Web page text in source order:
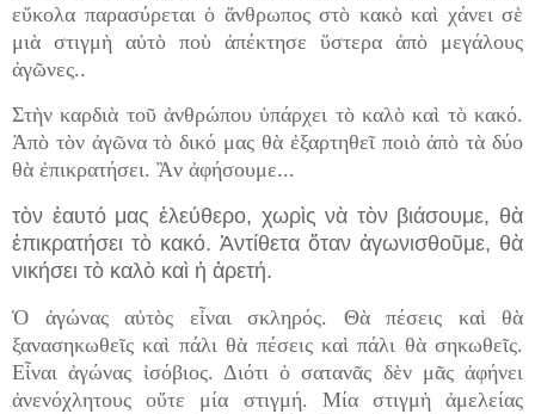
εὔκολα παρασύρεται ὁ ἄνθρωπος στὸ κακὸ καὶ χάνει σὲ
μιὰ στιγμὴ αὐτὸ ποὺ ἀπέκτησε ὕστερα ἀπὸ μεγάλους
ἀγῶνες..
Στὴν καρδιὰ τοῦ ἀνθρώπου ὑπάρχει τὸ καλὸ καὶ τὸ κακό.
Ἀπὸ τὸν ἀγῶνα τὸ δικό μας θὰ ἐξαρτηθεῖ ποιὸ ἀπὸ τὰ δύο
θὰ ἐπικρατήσει. Ἂν ἀφήσουμε...
τὸν ἑαυτό μας ἐλεύθερο, χωρὶς νὰ τὸν βιάσουμε, θὰ
ἐπικρατήσει τὸ κακό. Ἀντίθετα ὅταν ἀγωνισθοῦμε, θὰ
νικήσει τὸ καλὸ καὶ ἡ ἀρετή.
Ὁ ἀγώνας αὐτὸς εἶναι σκληρός. Θὰ πέσεις καὶ θὰ
ξανασηκωθεῖς καὶ πάλι θὰ πέσεις καὶ πάλι θὰ σηκωθεῖς.
Εἶναι ἀγώνας ἰσόβιος. Διότι ὁ σατανᾶς δὲν μᾶς ἀφήνει
ἀνενόχλητους οὔτε μία στιγμή. Μία στιγμὴ ἀμελείας